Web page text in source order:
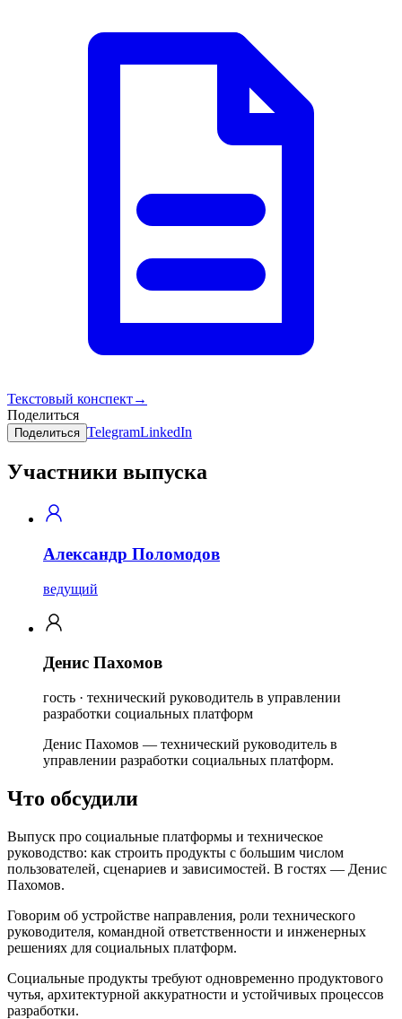
Текстовый конспект→
Поделиться
Поделиться TelegramLinkedIn
Участники выпуска
Александр Поломодов
ведущий
Денис Пахомов
гость · технический руководитель в управлении
разработки социальных платформ
Денис Пахомов — технический руководитель в
управлении разработки социальных платформ.
Что обсудили
Выпуск про социальные платформы и техническое
руководство: как строить продукты с большим числом
пользователей, сценариев и зависимостей. В гостях — Денис
Пахомов.
Говорим об устройстве направления, роли технического
руководителя, командной ответственности и инженерных
решениях для социальных платформ.
Социальные продукты требуют одновременно продуктового
чутья, архитектурной аккуратности и устойчивых процессов
разработки.